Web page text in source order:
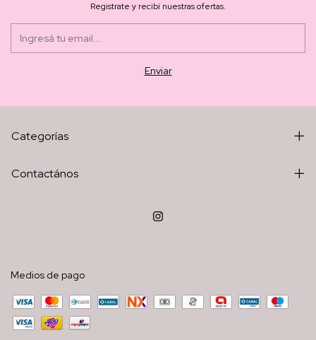
Registrate y recibí nuestras ofertas.
Categorías
Contactános
Medios de pago